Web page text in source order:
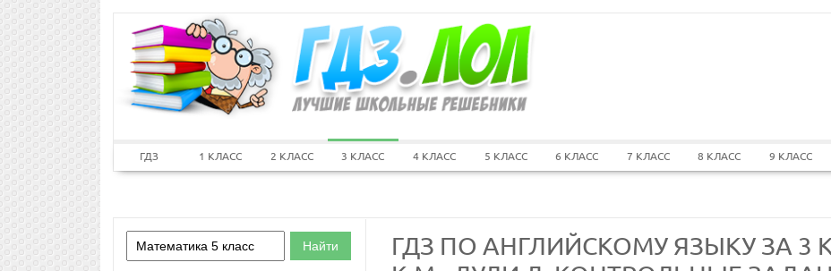
ГДЗ 1 КЛАСС 2 КЛАСС 3 КЛАСС 4 КЛАСС 5 КЛАСС 6 КЛАСС 7 КЛАСС 8 КЛАСС 9 КЛАСС
ГДЗ ПО АНГЛИЙСКОМУ ЯЗЫКУ ЗА 3